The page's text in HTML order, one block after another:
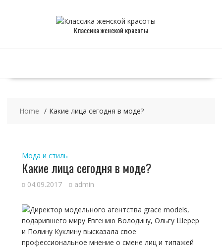
Классика женской красоты
Home Какие лица сегодня в моде?
Мода и стиль
Какие лица сегодня в моде?
04.09.2017 admin
Директор модельного агентства grace models,
подарившего миру Евгению Володину, Ольгу Шерер
и Полину Куклину высказала свое
профессиональное мнение о смене лиц и типажей